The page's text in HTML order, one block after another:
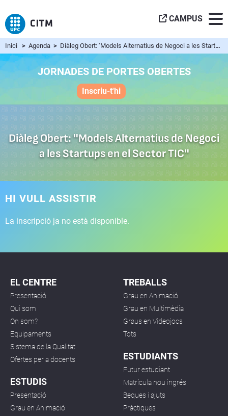
CAMPUS
Inici > Agenda > Diàleg Obert: ''Models Alternatius de Negoci a les Startups en el Sector TIC''
JORNADES DE PORTES OBERTES
Inscriu-t'hi
Diàleg Obert: ''Models Alternatius de Negoci
a les Startups en el Sector TIC''
HI VULL ASSISTIR
La inscripció ja no està disponible.
EL CENTRE
Presentació
Qui som
On som?
Equipaments
Sistema de la Qualitat
Ofertes per a docents
ESTUDIS
Presentació
Grau en Animació
TREBALLS
Grau en Animació
Grau en Multimèdia
Graus en Videojocs
Tots
ESTUDIANTS
Futur estudiant
Matrícula nou ingrés
Beques i ajuts
Pràctiques